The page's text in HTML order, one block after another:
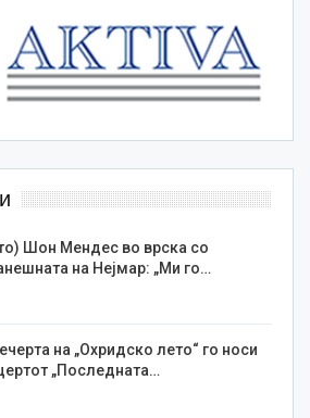
Шон Мендес во врска со
на Нејмар: „Ми го…
на „Охридско лето“ го носи
„Последната…